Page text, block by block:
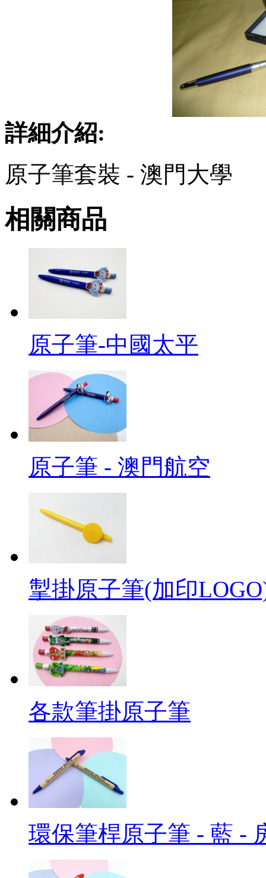
詳細介紹:
原子筆套裝 - 澳門大學
相關商品
原子筆-中國太平
原子筆 - 澳門航空
掣掛原子筆(加印
各款筆掛原子筆
環保筆桿原子筆 - 藍 -